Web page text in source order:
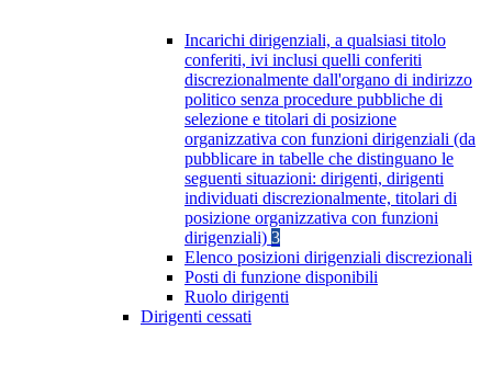
Incarichi dirigenziali, a qualsiasi titolo
conferiti, ivi inclusi quelli conferiti
discrezionalmente dall'organo di indirizzo
politico senza procedure pubbliche di
selezione e titolari di posizione
organizzativa con funzioni dirigenziali (da
pubblicare in tabelle che distinguano le
seguenti situazioni: dirigenti, dirigenti
individuati discrezionalmente, titolari di
posizione organizzativa con funzioni
dirigenziali) 3
Elenco posizioni dirigenziali discrezionali
Posti di funzione disponibili
Ruolo dirigenti
Dirigenti cessati